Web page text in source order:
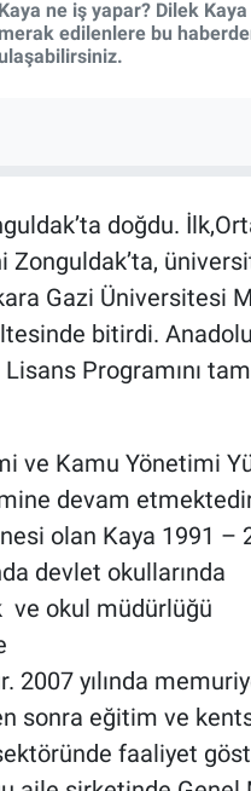
Kaya ne iş yapar? Dilek Kaya
merak edilenlere bu
doğdu.
Zonguldak’ta,
Gazi Üniversitesi
bitirdi. Anadolu
Programını
ve Kamu Yönetimi
devam
olan Kaya 1991 –
devlet okullarında
ve okul müdürlüğü
2007 yılında
sonra eğitim ve
faaliyet